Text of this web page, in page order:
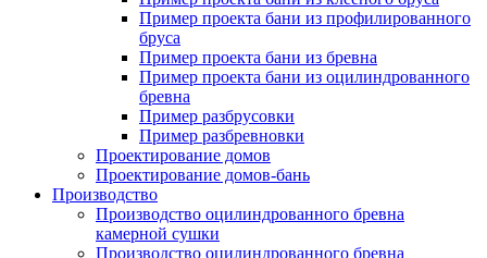
Пример проекта бани из профилированного
бруса
Пример проекта бани из бревна
Пример проекта бани из оцилиндрованного
бревна
Пример разбрусовки
Пример разбревновки
Проектирование домов
Проектирование домов-бань
Производство
Производство оцилиндрованного бревна
камерной сушки
Производство оцилиндрованного бревна